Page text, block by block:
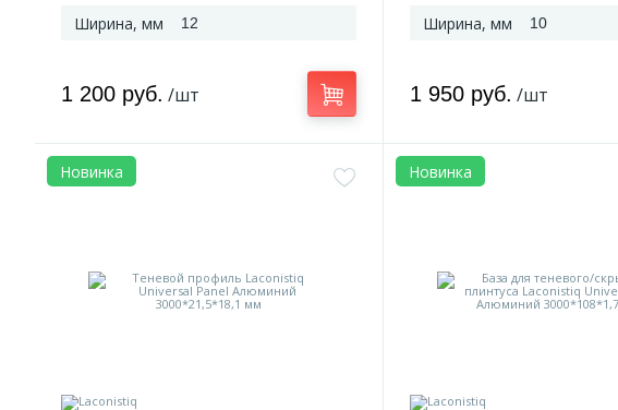
Ширина, мм 12
1 200 руб. /шт
Ширина, мм 10
1 950 руб. /шт
Новинка Новинка